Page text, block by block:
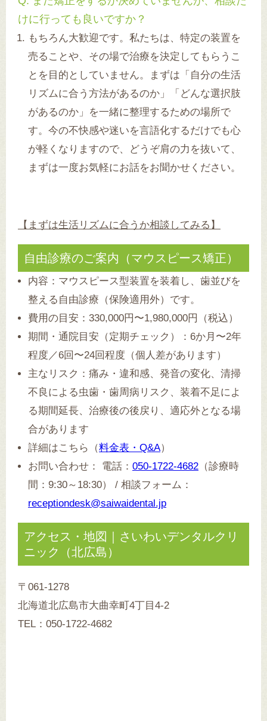
けに行っても良いですか？
もちろん大歓迎です。私たちは、特定の装置を
売ることや、その場で治療を決定してもらうこ
とを目的としていません。まずは「自分の生活
リズムに合う方法があるのか」「どんな選択肢
があるのか」を一緒に整理するための場所で
す。今の不快感や迷いを言語化するだけでも心
が軽くなりますので、どうぞ肩の力を抜いて、
まずは一度お気軽にお話をお聞かせください。
【まずは生活リズムに合うか相談してみる】
自由診療のご案内（マウスピース矯正）
内容：マウスピース型装置を装着し、歯並びを
整える自由診療（保険適用外）です。
費用の目安：330,000円〜1,980,000円（税込）
期間・通院目安（定期チェック）：6か月〜2年
程度／6回〜24回程度（個人差があります）
主なリスク：痛み・違和感、発音の変化、清掃
不良による虫歯・歯周病リスク、装着不足によ
る期間延長、治療後の後戻り、適応外となる場
合があります
詳細はこちら（料金表・Q&A）
お問い合わせ： 電話：050-1722-4682 （診療時
間：9:30～18:30） / 相談フォーム：
receptiondesk@saiwaidental.jp
アクセス・地図｜さいわいデンタルクリ
ニック（北広島）
〒061-1278
北海道北広島市大曲幸町4丁目4-2
TEL：050-1722-4682